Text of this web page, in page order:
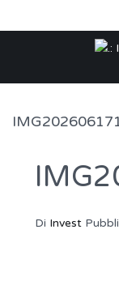
Di Invest